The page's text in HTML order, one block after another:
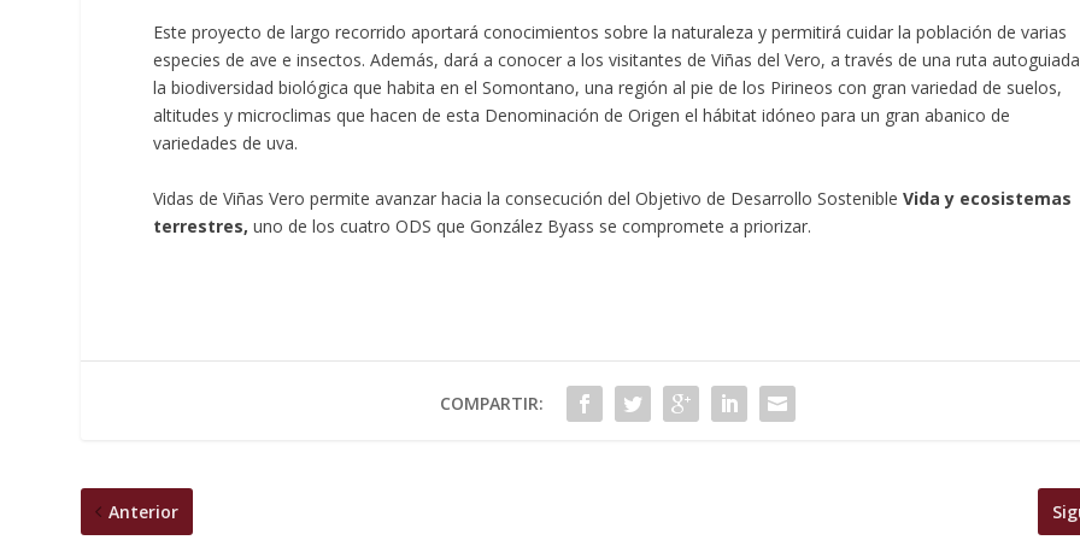
Este proyecto de largo recorrido aportará conocimientos sobre la naturaleza y permitirá cuidar la población de varias
especies de ave e insectos. Además, dará a conocer a los visitantes de Viñas del Vero, a través de una ruta
la biodiversidad biológica que habita en el Somontano, una región al pie de los Pirineos con gran variedad de suelos,
altitudes y microclimas que hacen de esta Denominación de Origen el hábitat idóneo para un gran abanico de
variedades de uva.
Vidas de Viñas Vero permite avanzar hacia la consecución del Objetivo de Desarrollo SostenibleVida y ecosistemas
terrestres, uno de los cuatro ODS que González Byass se compromete a priorizar.
COMPARTIR:
Anterior